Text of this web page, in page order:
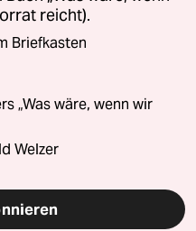
reicht).
Briefkasten
„Was wäre, wenn wir
Welzer